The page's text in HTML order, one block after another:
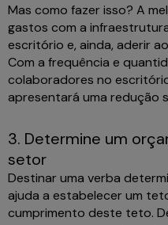
Mas como fazer isso? A
gastos com a
escritório e, ainda, aderir
Com a frequência e
colaboradores no
apresentará uma redução
3. Determine um
setor
Destinar uma verba
ajuda a estabelecer um
cumprimento deste teto.